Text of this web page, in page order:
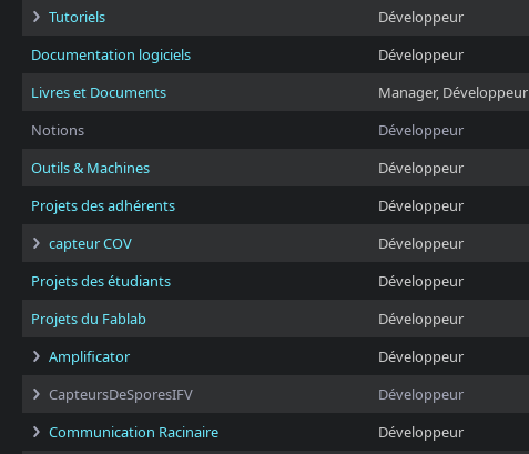
Tutoriels
Développeur
Documentation logiciels
Développeur
Livres et Documents
Manager, Développeur
Notions
Développeur
Outils & Machines
Développeur
Projets des adhérents
Développeur
capteur COV
Développeur
Projets des étudiants
Développeur
Projets du Fablab
Développeur
Amplificator
Développeur
CapteursDeSporesIFV
Développeur
Communication Racinaire
Développeur